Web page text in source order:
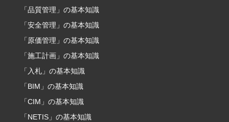
「品質管理」の基本知識
「安全管理」の基本知識
「原価管理」の基本知識
「施工計画」の基本知識
「入札」の基本知識
「BIM」の基本知識
「CIM」の基本知識
「NETIS」の基本知識